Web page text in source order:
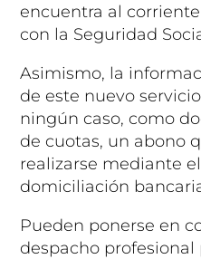
encuentra al
con la Seguridad
Asimismo, la
de este nuevo
ningún caso, como
de cuotas, un abono
realizarse mediante
domiciliación
Pueden ponerse en
despacho